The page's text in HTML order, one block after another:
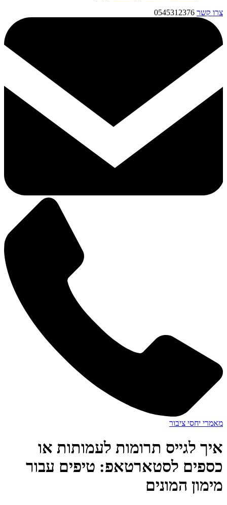
צרו קשר 0545312376
מאמרי יחסי ציבור
איך לגייס תרומות לעמותות או
כספים לסטארטאפ: טיפים עבור
מימון המונים